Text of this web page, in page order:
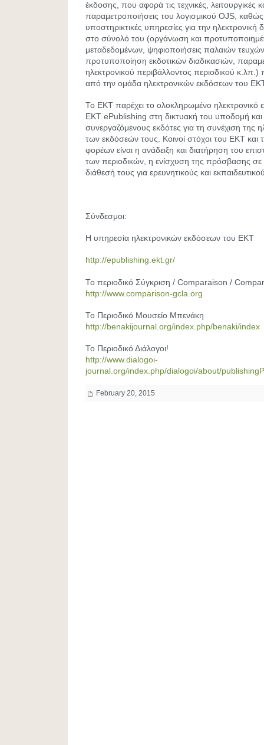
έκδοσης, που αφορά τις τεχνικές, λειτουργικές
παραμετροποιήσεις του λογισμικού OJS, καθώς
υποστηρικτικές υπηρεσίες για την ηλεκτρονική
στο σύνολό του (οργάνωση και
μεταδεδομένων, ψηφιοποιήσεις παλαιών
προτυποποίηση εκδοτικών διαδικασιών,
ηλεκτρονικού περιβάλλοντος περιοδικού
από την ομάδα ηλεκτρονικών εκδόσεων του
Το ΕΚΤ παρέχει το ολοκληρωμένο ηλεκτρονικό
ΕΚΤ ePublishing στη δικτυακή του υποδομή και
συνεργαζόμενους εκδότες για τη συνέχιση της
των εκδόσεών τους. Κοινοί στόχοι του ΕΚΤ και
φορέων είναι η ανάδειξη και διατήρηση του
των περιοδικών, η ενίσχυση της πρόσβασης σε
διάθεσή τους για ερευνητικούς και
Σύνδεσμοι:
Η υπηρεσία ηλεκτρονικών εκδόσεων του ΕΚΤ
http://epublishing.ekt.gr/
Το περιοδικό Σύγκριση / Comparaison /
http://www.comparison-gcla.org
Το Περιοδικό Μουσείο Μπενάκη
http://benakijournal.org/index.php/benaki/index
Το Περιοδικό Διάλογοι!
http://www.dialogoi-
journal.org/index.php/dialogoi/about/
February 20, 2015